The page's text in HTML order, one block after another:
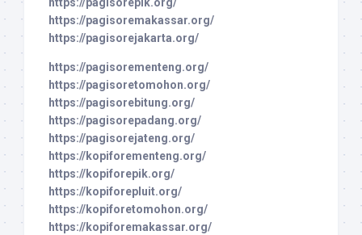
https://pagisorepik.org/
https://pagisoremakassar.org/
https://pagisorejakarta.org/
https://pagisorementeng.org/
https://pagisoretomohon.org/
https://pagisorebitung.org/
https://pagisorepadang.org/
https://pagisorejateng.org/
https://kopiforementeng.org/
https://kopiforepik.org/
https://kopiforepluit.org/
https://kopiforetomohon.org/
https://kopiforemakassar.org/